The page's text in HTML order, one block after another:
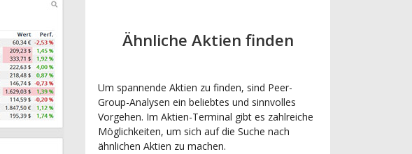
Ähnliche Aktien finden
Um spannende Aktien zu finden, sind Peer-
Group-Analysen ein beliebtes und sinnvolles
Vorgehen. Im Aktien-Terminal gibt es zahlreiche
Möglichkeiten, um sich auf die Suche nach
ähnlichen Aktien zu machen.